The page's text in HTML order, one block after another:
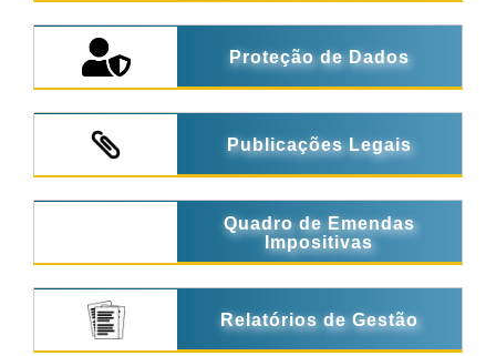
Proteção de Dados
Publicações Legais
Quadro de Emendas
Impositivas
Relatórios de Gestão